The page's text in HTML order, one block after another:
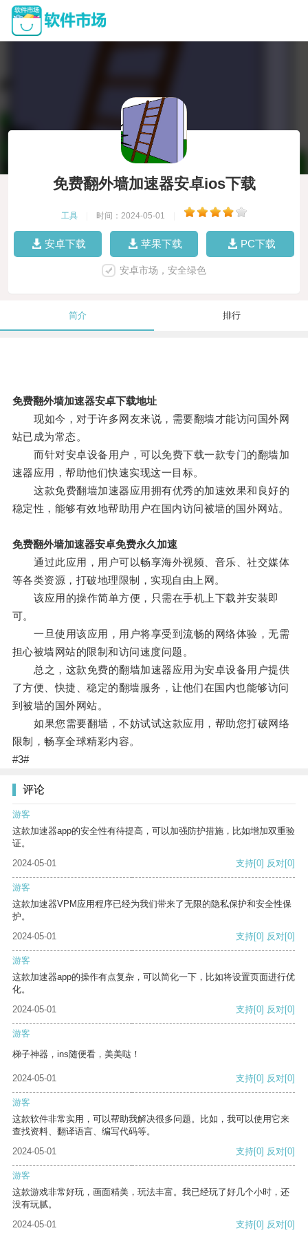
免费翻外墙加速器安卓ios下载
工具 时间：2024-05-01
安卓下载 苹果下载 PC下载
安卓市场，安全绿色
简介 排行
免费翻外墙加速器安卓下载地址
现如今，对于许多网友来说，需要翻墙才能访问国外网
站已成为常态。
而针对安卓设备用户，可以免费下载一款专门的翻墙加
速器应用，帮助他们快速实现这一目标。
这款免费翻墙加速器应用拥有优秀的加速效果和良好的
稳定性，能够有效地帮助用户在国内访问被墙的国外网站。
免费翻外墙加速器安卓免费永久加速
通过此应用，用户可以畅享海外视频、音乐、社交媒体
等各类资源，打破地理限制，实现自由上网。
该应用的操作简单方便，只需在手机上下载并安装即
可。
一旦使用该应用，用户将享受到流畅的网络体验，无需
担心被墙网站的限制和访问速度问题。
总之，这款免费的翻墙加速器应用为安卓设备用户提供
了方便、快捷、稳定的翻墙服务，让他们在国内也能够访问
到被墙的国外网站。
如果您需要翻墙，不妨试试这款应用，帮助您打破网络
限制，畅享全球精彩内容。
#3#
评论
游客
这款加速器app的安全性有待提高，可以加强防护措施，比如增加双重验
证。
2024-05-01
支持[0] 反对[0]
游客
这款加速器VPM应用程序已经为我们带来了无限的隐私保护和安全性保
护。
2024-05-01
支持[0] 反对[0]
游客
这款加速器app的操作有点复杂，可以简化一下，比如将设置页面进行优
化。
2024-05-01
支持[0] 反对[0]
游客
梯子神器，ins随便看，美美哒！
2024-05-01 支持[0] 反对[0]
游客
这款软件非常实用，可以帮助我解决很多问题。比如，我可以使用它来
查找资料、翻译语言、编写代码等。
2024-05-01
支持[0] 反对[0]
游客
这款游戏非常好玩，画面精美，玩法丰富。我已经玩了好几个小时，还
没有玩腻。
2024-05-01
支持[0] 反对[0]